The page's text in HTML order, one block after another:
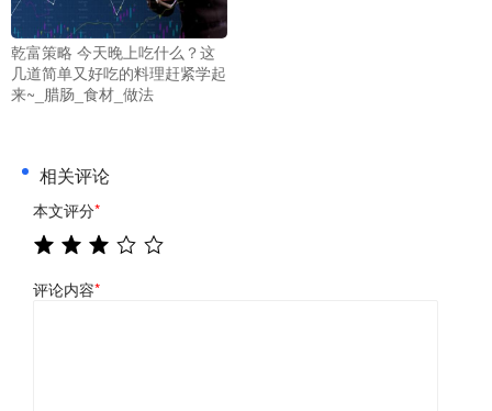
乾富策略 今天晚上吃什么？这
几道简单又好吃的料理赶紧学起
来~_腊肠_食材_做法
相关评论
本文评分*
评论内容*